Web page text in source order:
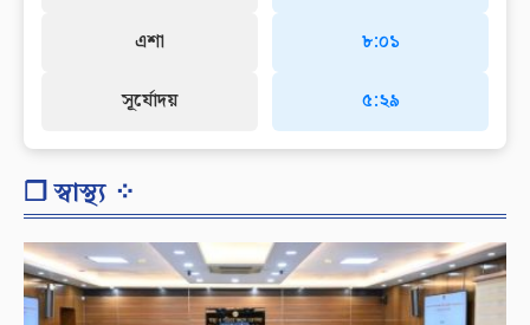
এশা
সূর্যোদয়
৮:০১
৫:২৯
❐ স্বাস্থ্য ⁘